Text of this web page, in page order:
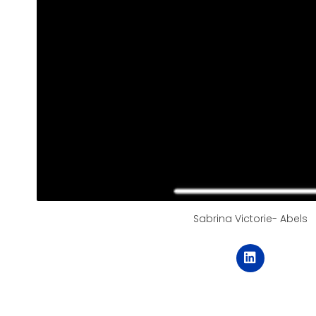
Sabrina Victorie- Abels